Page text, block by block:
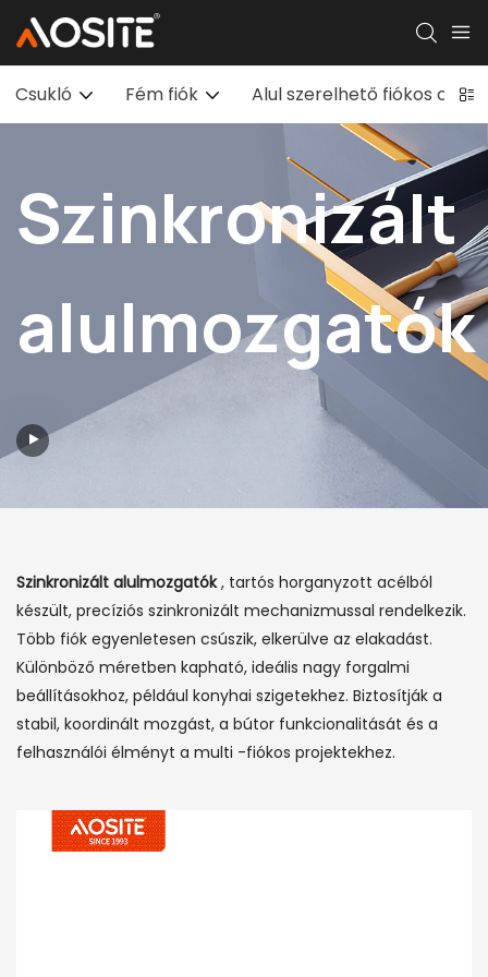
Csukló Fém fiók Alul szerelhető fiókos
Szinkronizált
alulmozgatók
Szinkronizált alulmozgatók, tartós horganyzott acélból
készült, precíziós szinkronizált mechanizmussal rendelkezik.
Több fiók egyenletesen csúszik, elkerülve az elakadást.
Különböző méretben kapható, ideális nagy forgalmi
beállításokhoz, például konyhai szigetekhez. Biztosítják a
stabil, koordinált mozgást, a bútor funkcionalitását és a
felhasználói élményt a multi -fiókos projektekhez.